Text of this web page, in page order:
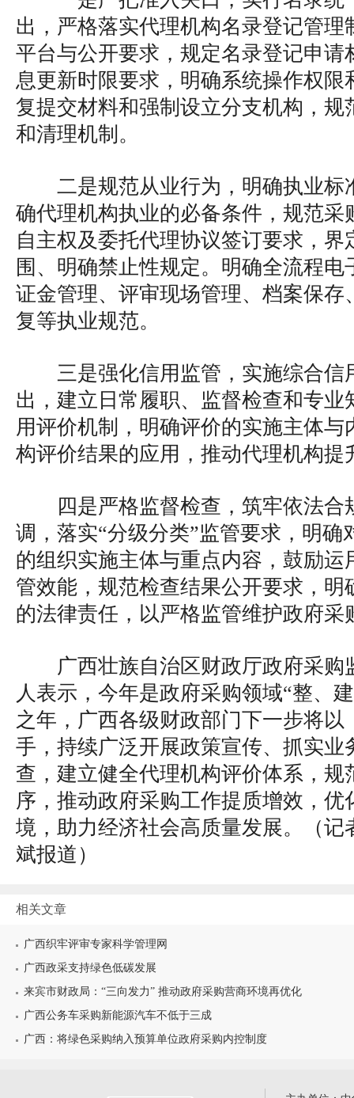
出，严格落实代理机构名录登记管理
平台与公开要求，规定名录登记申请
息更新时限要求，明确系统操作权限
复提交材料和强制设立分支机构，规
和清理机制。
二是规范从业行为，明确执业标
确代理机构执业的必备条件，规范采
自主权及委托代理协议签订要求，界
围、明确禁止性规定。明确全流程
证金管理、评审现场管理、档案保存
复等执业规范。
三是强化信用监管，实施综合信
出，建立日常履职、监督检查和专业
用评价机制，明确评价的实施主体与
构评价结果的应用，推动代理机构提
四是严格监督检查，筑牢依法
调，落实“分级分类”监管要求，明确
的组织实施主体与重点内容，鼓励运
管效能，规范检查结果公开要求，明
的法律责任，以严格监管维护政府采
广西壮族自治区财政厅政府采购
人表示，今年是政府采购领域“整、
之年，广西各级财政部门下一步将以
手，持续广泛开展政策宣传、抓实业
查，建立健全代理机构评价体系，规
序，推动政府采购工作提质增效，优
境，助力经济社会高质量发展。（记
斌报道 ）
相关文章
广西织牢评审专家科学管理网
广西政采支持绿色低碳发展
来宾市财政局：“三向发力” 推动政府采购营商环境再优化
广西公务车采购新能源汽车不低于三成
广西：将绿色采购纳入预算单位政府采购内控制度